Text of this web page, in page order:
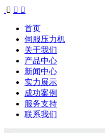
  
首页
伺服压力机
关于我们
产品中心
新闻中心
实力展示
成功案例
服务支持
联系我们